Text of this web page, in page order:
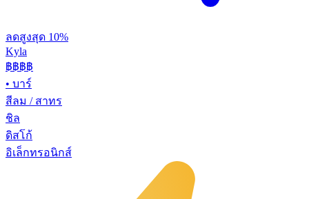
ลดสูงสุด 10%
Kyla
฿฿฿฿
• บาร์
สีลม / สาทร
ชิล
ดิสโก้
อิเล็กทรอนิกส์